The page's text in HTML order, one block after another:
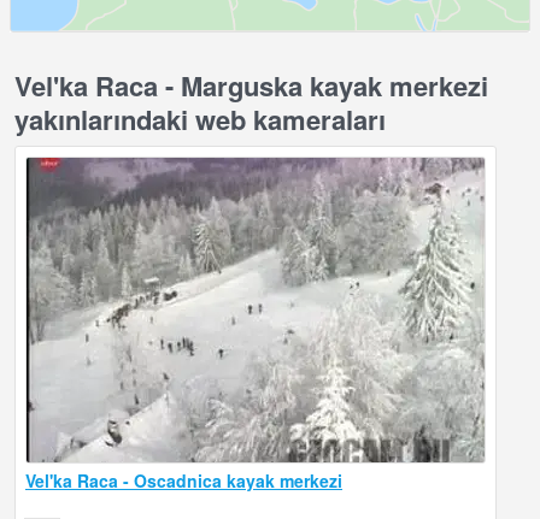
Vel'ka Raca - Marguska kayak merkezi
yakınlarındaki web kameraları
Vel'ka Raca - Oscadnica kayak merkezi